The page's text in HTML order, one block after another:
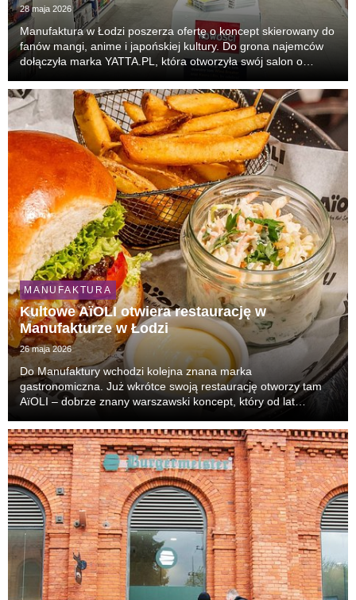
28 maja 2026
Manufaktura w Łodzi poszerza ofertę o koncept skierowany do
fanów mangi, anime i japońskiej kultury. Do grona najemców
dołączyła marka YATTA.PL, która otworzyła swój salon o
odsłona obecności marki w Łodzi. Klienc...
MANUFAKTURA
Kultowe AïOLI otwiera restaurację w
Manufakturze w Łodzi
26 maja 2026
Do Manufaktury wchodzi kolejna znana marka
gastronomiczna. Już wkrótce swoją restaurację otworzy tam
AïOLI – dobrze znany warszawski koncept, który od lat
rozpoznawalnych lokali lifestyle’owych w stolicy.